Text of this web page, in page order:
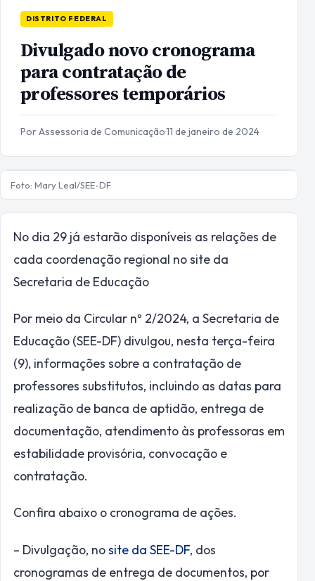
DISTRITO FEDERAL
Divulgado novo cronograma
para contratação de
professores temporários
Por Assessoria de Comunicação·11 de janeiro de 2024
Foto: Mary Leal/SEE-DF
No dia 29 já estarão disponíveis as relações de
cada coordenação regional no site da
Secretaria de Educação
Por meio da Circular nº 2/2024, a Secretaria de
Educação (SEE-DF) divulgou, nesta terça-feira
(9), informações sobre a contratação de
professores substitutos, incluindo as datas para
realização de banca de aptidão, entrega de
documentação, atendimento às professoras em
estabilidade provisória, convocação e
contratação.
Confira abaixo o cronograma de ações.
– Divulgação, nosite da SEE-DF, dos
cronogramas de entrega de documentos, por